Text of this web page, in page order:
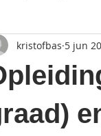
Hasp-O
kristofbas 5 jun